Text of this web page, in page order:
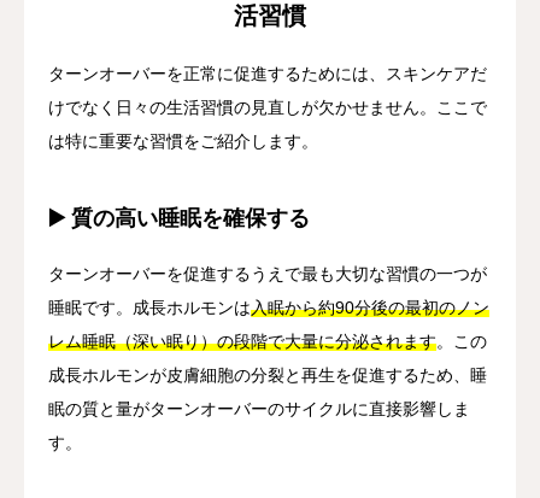
活習慣
ターンオーバーを正常に促進するためには、スキンケアだ
けでなく日々の生活習慣の見直しが欠かせません。ここで
は特に重要な習慣をご紹介します。
▶️ 質の高い睡眠を確保する
ターンオーバーを促進するうえで最も大切な習慣の一つが
睡眠です。成長ホルモンは入眠から約90分後の最初のノン
レム睡眠（深い眠り）の段階で大量に分泌されます。この
成長ホルモンが皮膚細胞の分裂と再生を促進するため、睡
眠の質と量がターンオーバーのサイクルに直接影響しま
す。